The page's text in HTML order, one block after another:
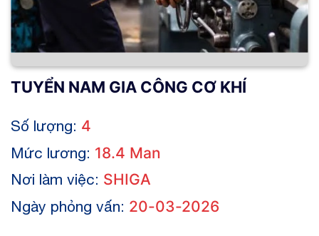
TUYỂN NAM GIA CÔNG CƠ KHÍ
Số lượng: 4
Mức lương: 18.4 Man
Nơi làm việc: SHIGA
Ngày phỏng vấn: 20-03-2026